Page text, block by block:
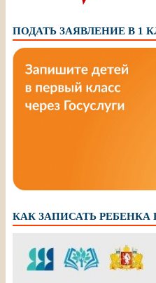
ПОДАТЬ ЗАЯВЛЕНИЕ В 1
КАК ЗАПИСАТЬ РЕБЕНКА